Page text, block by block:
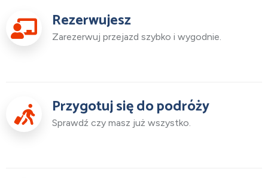
Rezerwujesz
Zarezerwuj przejazd szybko i wygodnie.
Przygotuj się do podróży
Sprawdź czy masz już wszystko.